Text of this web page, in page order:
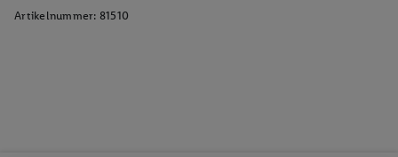
Artikelnummer: 81510